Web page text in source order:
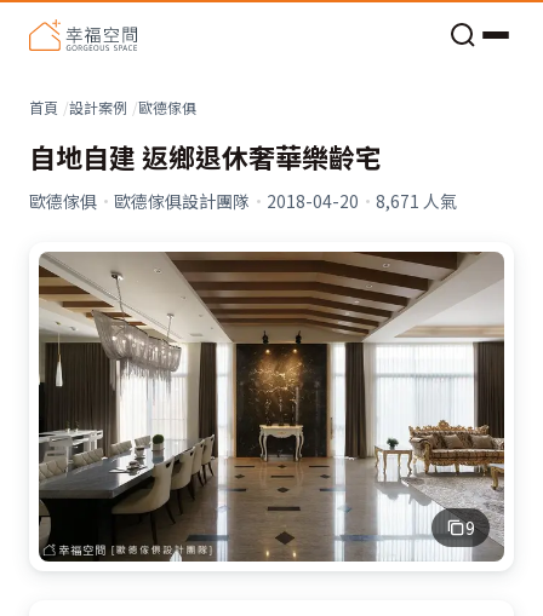
首頁 設計案例 歐德傢俱
自地自建 返鄉退休奢華樂齡宅
歐德傢俱 · 歐德傢俱設計團隊 · 2018-04-20 · 8,671 人氣
9